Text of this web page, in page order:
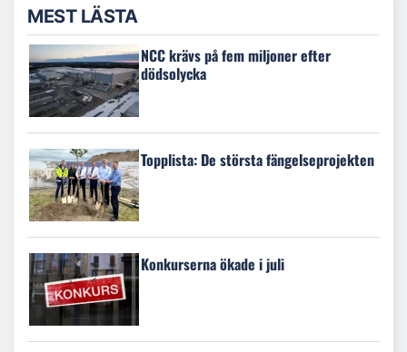
MEST LÄSTA
NCC krävs på fem miljoner efter
dödsolycka
Topplista: De största fängelseprojekten
Konkurserna ökade i juli